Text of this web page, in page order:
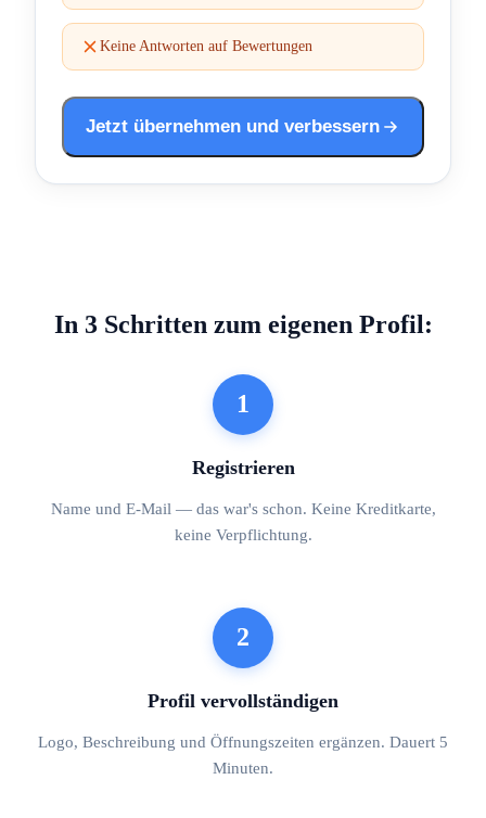
Keine Antworten auf Bewertungen
Jetzt übernehmen und verbessern
In 3 Schritten zum eigenen Profil:
1
Registrieren
Name und E-Mail — das war's schon. Keine Kreditkarte,
keine Verpflichtung.
2
Profil vervollständigen
Logo, Beschreibung und Öffnungszeiten ergänzen. Dauert 5
Minuten.